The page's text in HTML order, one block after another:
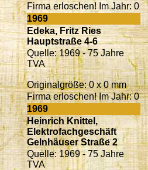
Firma erloschen! Im Jahr: 0
1969
Edeka, Fritz Ries
Hauptstraße 4-6
Quelle: 1969 - 75 Jahre
TVA
Originalgröße: 0 x 0 mm
Firma erloschen! Im Jahr: 0
1969
Heinrich Knittel,
Elektrofachgeschäft
Gelnhäuser Straße 2
Quelle: 1969 - 75 Jahre
TVA